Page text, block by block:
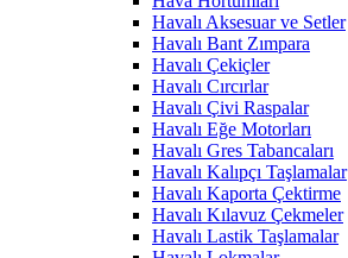
Havalı Aksesuar ve Setler
Havalı Bant Zımpara
Havalı Çekiçler
Havalı Cırcırlar
Havalı Çivi Raspalar
Havalı Eğe Motorları
Havalı Gres Tabancaları
Havalı Kalıpçı Taşlamalar
Havalı Kaporta Çektirme
Havalı Kılavuz Çekmeler
Havalı Lastik Taşlamalar